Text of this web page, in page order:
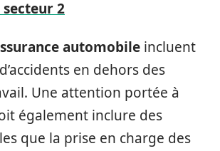
2
automobile incluent
en dehors des
Une attention portée à
également inclure des
que la prise en charge des